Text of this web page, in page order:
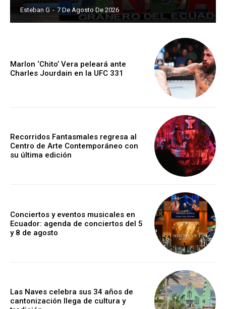
Esteban G - 7 De Agosto De 2026
Marlon ‘Chito’ Vera peleará ante
Charles Jourdain en la UFC 331
Recorridos Fantasmales regresa al
Centro de Arte Contemporáneo con
su última edición
Conciertos y eventos musicales en
Ecuador: agenda de conciertos del 5
y 8 de agosto
Las Naves celebra sus 34 años de
cantonización llega de cultura y